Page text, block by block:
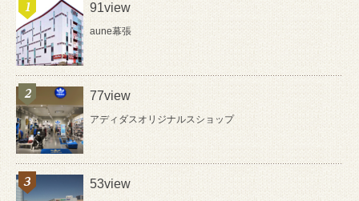
91view
aune幕張
77view
アディダスオリジナルスショップ
53view